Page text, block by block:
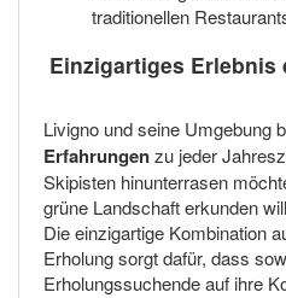
traditionellen
Einzigartiges Erlebnis
Livigno und seine Umgebung
Erfahrungenzu jeder
Skipisten hinunterrasen
grüne Landschaft erkunden
Die einzigartige Kombination
Erholung sorgt dafür, dass
Erholungssuchende auf ihre